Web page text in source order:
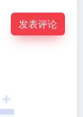
发表评论